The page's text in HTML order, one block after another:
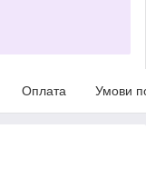
Оплата Умови